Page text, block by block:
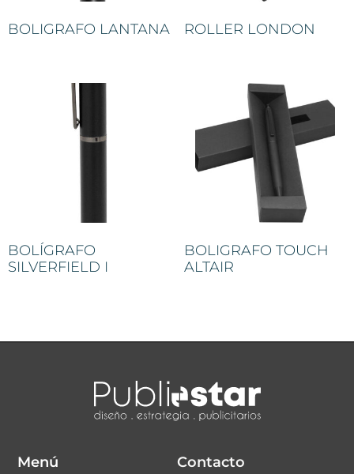
BOLIGRAFO LANTANA ROLLER LONDON
BOLÍGRAFO
SILVERFIELD I
BOLIGRAFO TOUCH
ALTAIR
Menú Contacto